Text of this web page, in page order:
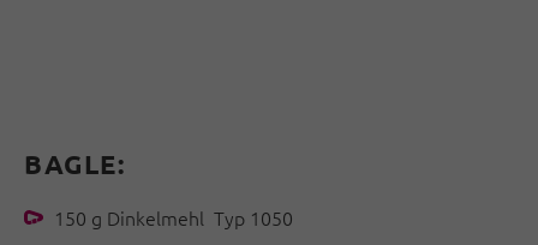
BAGLE:
150 g Dinkelmehl Typ 1050